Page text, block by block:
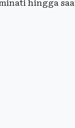
hingga